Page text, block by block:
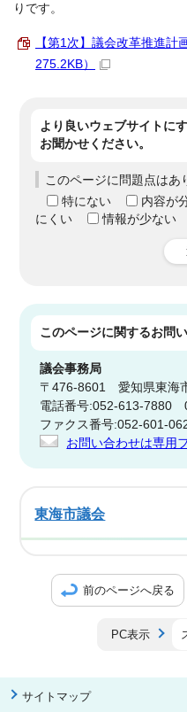
りです。
【第1次】議会改革推進
275.2KB）
より良いウェブサイトに
お聞かせください。
このページに問題点はあ
特にない
内容が
にくい
情報が少ない
このページに関するお問
議会事務局
〒476-8601 愛知県東海
電話番号:052-613-7880
ファクス番号:052-601-
お問い合わせは専用
東海市議会
前のページへ戻る
PC表示
サイトマップ